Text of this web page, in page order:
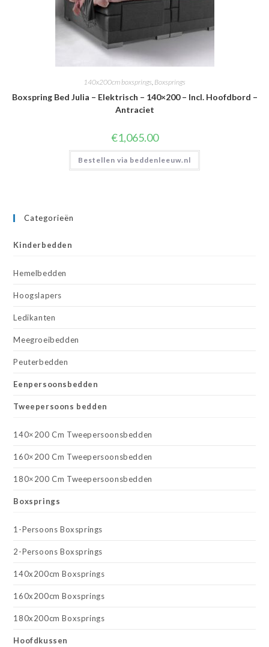
140x200cm boxsprings, Boxsprings
Boxspring Bed Julia – Elektrisch – 140×200 – Incl. Hoofdbord –
Antraciet
€1,065.00
Bestellen via beddenleeuw.nl
Categorieën
Kinderbedden
Hemelbedden
Hoogslapers
Ledikanten
Meegroeibedden
Peuterbedden
Eenpersoonsbedden
Tweepersoons bedden
140×200 Cm Tweepersoonsbedden
160×200 Cm Tweepersoonsbedden
180×200 Cm Tweepersoonsbedden
Boxsprings
1-Persoons Boxsprings
2-Persoons Boxsprings
140x200cm Boxsprings
160x200cm Boxsprings
180x200cm Boxsprings
Hoofdkussen